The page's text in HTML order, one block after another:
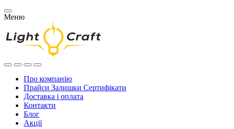
Меню
Про компанію
Прайси Залишки Сертифікати
Доставка і оплата
Контакти
Блог
Акції